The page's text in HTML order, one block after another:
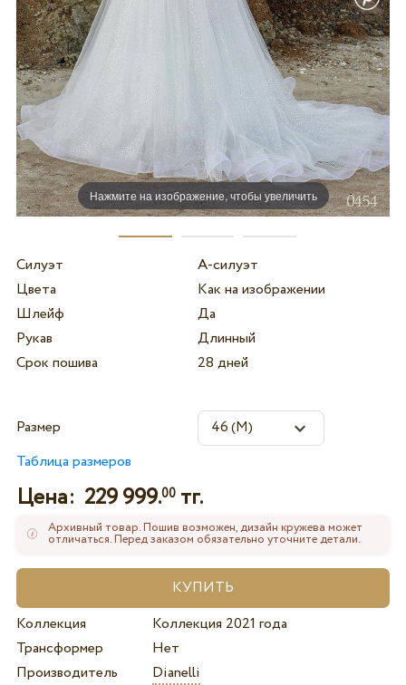
Нажмите на изображение, чтобы увеличить
Силуэт
А-силуэт
Цвета
Как на изображении
Шлейф
Да
Рукав
Длинный
Срок пошива
28 дней
Размер
Таблица размеров
Цена: 229 999.00тг.
Архивный товар. Пошив возможен, дизайн кружева может
отличаться. Перед заказом обязательно уточните детали.
Коллекция
Коллекция 2021 года
Трансформер
Нет
Производитель
Dianelli